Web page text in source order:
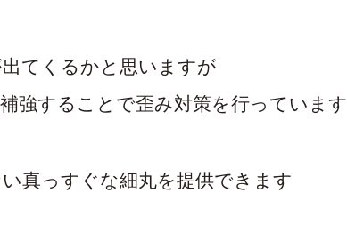
てくるかと思いますが
強することで歪み対策を行っています
真っすぐな細丸を提供できます